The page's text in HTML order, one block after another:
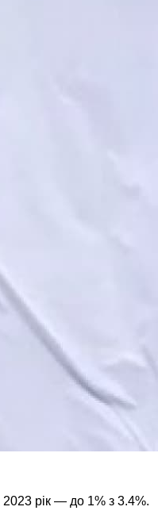
2023 рік — до 1% з 3.4%.